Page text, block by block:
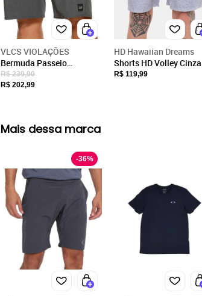
Rua
CEP:
VLCS VIOLAÇÕES
Bermuda Passeio
Masculina Tactel Elastano
Leve VLCS
R$ 239,90
R$ 202,99
HD Hawaiian Dreams
Shorts HD Volley Cinza
Claro
R$ 119,99
Mais dessa marca
-36%